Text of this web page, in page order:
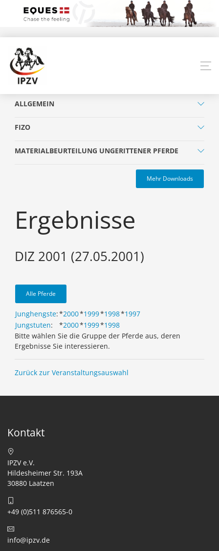
ALLGEMEIN
FIZO
MATERIALBEURTEILUNG UNGERITTENER PFERDE
Mehr Downloads
Ergebnisse
DIZ 2001 (27.05.2001)
Alle Pferde
Junghengste:*2000*1999*1998*1997
Jungstuten: *2000*1999*1998
Bitte wählen Sie die Gruppe der Pferde aus, deren
Ergebnisse Sie interessieren.
Zurück zur Veranstaltungsauswahl
Kontakt
IPZV e.V.
Hildesheimer Str. 193A
30880 Laatzen
+49 (0)511 876565-0
info@ipzv.de